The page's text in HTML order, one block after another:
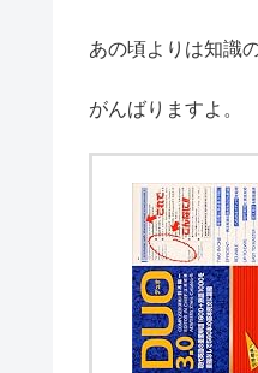
あの頃よりは知識
がんばりますよ。